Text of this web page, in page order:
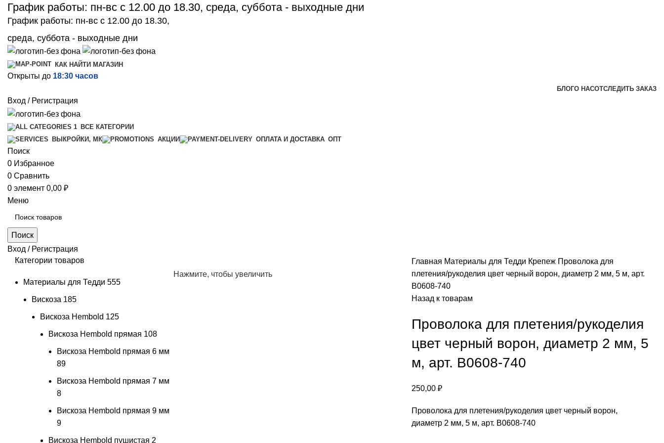
График работы: пн-вс с 12.00 до 18.30, среда, суббота - выходные дни
График работы: пн-вс с 12.00 до 18.30,
среда, суббота - выходные дни
КАК НАЙТИ МАГАЗИН
Открыты до 18:30 часов
БЛОГО НАСОТСЛЕДИТЬ ЗАКАЗ
Вход / Регистрация
ВСЕ КАТЕГОРИИ
ВЫКРОЙКИ, МК
АКЦИИ ОПЛАТА И ДОСТАВКА ОПТ
Поиск
0 Избранное
0 Сравнить
0 элемент 0,00 ₽
Меню
Поиск
Вход / Регистрация
Нажмите, чтобы увеличить
Главная Материалы для Тедди Крепеж Проволока для
плетения/рукоделия цвет черный ворон, диаметр 2 мм, 5 м, арт.
В0608-740
Назад к товарам
Проволока для плетения/рукоделия
цвет черный ворон, диаметр 2 мм, 5
м, арт. В0608-740
250,00 ₽
Проволока для плетения/рукоделия цвет черный ворон,
диаметр 2 мм, 5 м, арт. В0608-740
Категории товаров
Материалы для Тедди 555
Вискоза 185
Вискоза Hembold 125
Вискоза Hembold прямая 108
Вискоза Hembold прямая 6 мм
89
Вискоза Hembold прямая 7 мм
8
Вискоза Hembold прямая 9 мм
9
Вискоза Hembold пушистая 2